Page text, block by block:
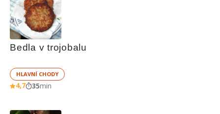
Bedla v trojobalu
HLAVNÍ CHODY
4,7 35min